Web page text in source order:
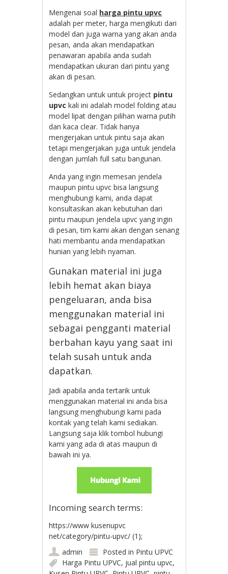
Mengenai soal harga pintu upvc
adalah per meter, harga mengikuti dari
model dan juga warna yang akan anda
pesan, anda akan mendapatkan
penawaran apabila anda sudah
mendapatkan ukuran dari pintu yang
akan di pesan.
Sedangkan untuk untuk project pintu
upvc kali ini adalah model folding atau
model lipat dengan pilihan warna putih
dan kaca clear. Tidak hanya
mengerjakan untuk pintu saja akan
tetapi mengerjakan juga untuk jendela
dengan jumlah full satu bangunan.
Anda yang ingin memesan jendela
maupun pintu upvc bisa langsung
menghubungi kami, anda dapat
konsultasikan akan kebutuhan dari
pintu maupun jendela upvc yang ingin
di pesan, tim kami akan dengan senang
hati membantu anda mendapatkan
hunian yang lebih nyaman.
Gunakan material ini juga
lebih hemat akan biaya
pengeluaran, anda bisa
menggunakan material ini
sebagai pengganti material
berbahan kayu yang saat ini
telah susah untuk anda
dapatkan.
Jadi apabila anda tertarik untuk
menggunakan material ini anda bisa
langsung menghubungi kami pada
kontak yang telah kami sediakan.
Langsung saja klik tombol hubungi
kami yang ada di atas maupun di
bawah ini ya.
Incoming search terms:
https://www kusenupvc
net/category/pintu-upvc/ (1);
admin
Posted in Pintu UPVC
Harga Pintu UPVC, jual pintu upvc,